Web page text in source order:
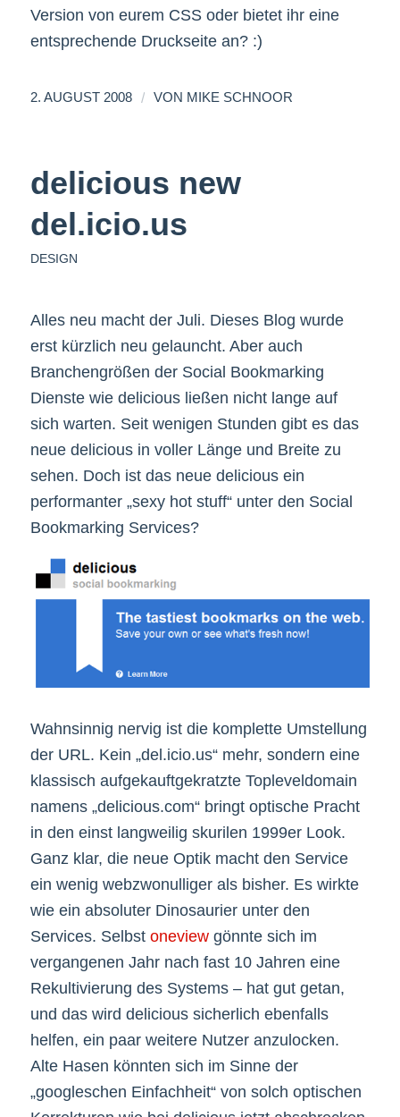
Version von eurem CSS oder bietet ihr eine
entsprechende Druckseite an? :)
2. AUGUST 2008 / VON MIKE SCHNOOR
delicious new
del.icio.us
DESIGN
Alles neu macht der Juli. Dieses Blog wurde
erst kürzlich neu gelauncht. Aber auch
Branchengrößen der Social Bookmarking
Dienste wie delicious ließen nicht lange auf
sich warten. Seit wenigen Stunden gibt es das
neue delicious in voller Länge und Breite zu
sehen. Doch ist das neue delicious ein
performanter „sexy hot stuff“ unter den Social
Bookmarking Services?
Wahnsinnig nervig ist die komplette Umstellung
der URL. Kein „del.icio.us“ mehr, sondern eine
klassisch aufgekauftgekratzte Topleveldomain
namens „delicious.com“ bringt optische Pracht
in den einst langweilig skurilen 1999er Look.
Ganz klar, die neue Optik macht den Service
ein wenig webzwonulliger als bisher. Es wirkte
wie ein absoluter Dinosaurier unter den
Services. Selbst oneviewgönnte sich im
vergangenen Jahr nach fast 10 Jahren eine
Rekultivierung des Systems – hat gut getan,
und das wird delicious sicherlich ebenfalls
helfen, ein paar weitere Nutzer anzulocken.
Alte Hasen könnten sich im Sinne der
„googleschen Einfachheit“ von solch optischen